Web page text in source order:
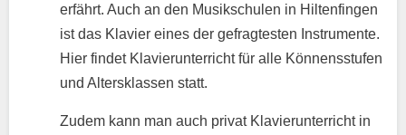
erfährt. Auch an den Musikschulen in Hiltenfingen
ist das Klavier eines der gefragtesten Instrumente.
Hier findet Klavierunterricht für alle Könnensstufen
und Altersklassen statt.
Zudem kann man auch privat Klavierunterricht in